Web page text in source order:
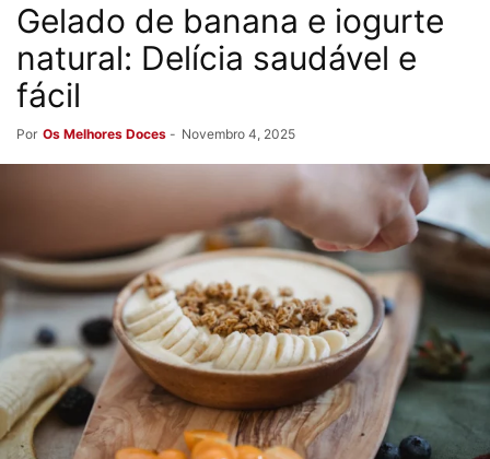
Gelado de banana e iogurte
natural: Delícia saudável e
fácil
Por Os Melhores Doces - Novembro 4, 2025